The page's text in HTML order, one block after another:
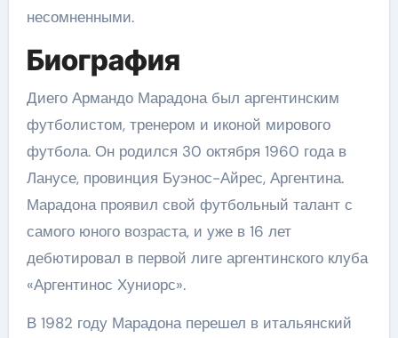
несомненными.
Биография
Диего Армандо Марадона был аргентинским
футболистом, тренером и иконой мирового
футбола. Он родился 30 октября 1960 года в
Ланусе, провинция Буэнос-Айрес, Аргентина.
Марадона проявил свой футбольный талант с
самого юного возраста, и уже в 16 лет
дебютировал в первой лиге аргентинского клуба
«Аргентинос Хуниорс».
В 1982 году Марадона перешел в итальянский